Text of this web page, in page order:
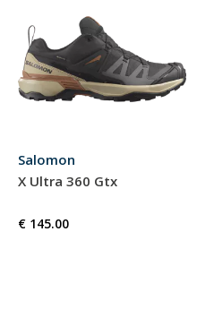
Salomon
X Ultra 360 Gtx
€ 145.00